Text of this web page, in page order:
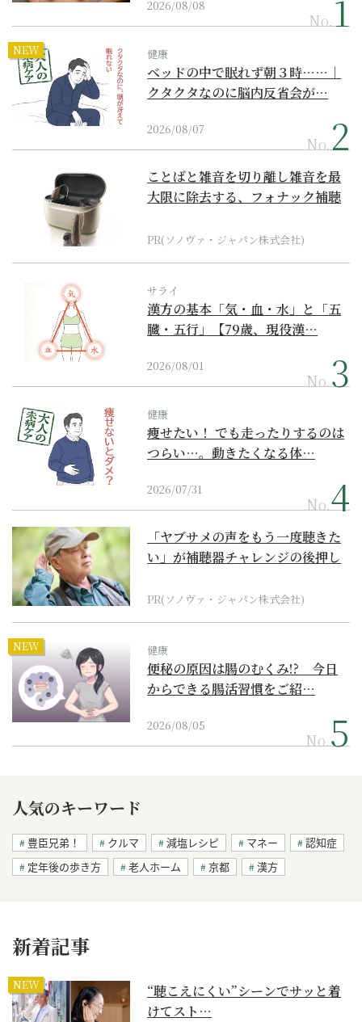
2026/08/08
No.
NEW 健康
ベッドの中で眠れず朝３時……｜
クタクタなのに脳内反省会が…
2026/08/07
No.
ことばと雑音を切り離し雑音を最
大限に除去する、フォナック補聴
PR(ソノヴァ・ジャパン株式会社)
サライ
漢方の基本「気・血・水」と「五
臓・五行」【79歳、現役漢…
2026/08/01
No.
健康
痩せたい！ でも走ったりするのは
つらい…。動きたくなる体…
2026/07/31
No.
「ヤブサメの声をもう一度聴きた
い」が補聴器チャレンジの後押し
PR(ソノヴァ・ジャパン株式会社)
NEW 健康
便秘の原因は腸のむくみ!? 今日
からできる腸活習慣をご紹…
2026/08/05
No.
人気のキーワード
豊臣兄弟！ クルマ 減塩レシピ マネー
認知症
定年後の歩き方
老人ホーム 京都 漢方
新着記事
NEW
“聴こえにくい”シーンでサッと着
けてスト…